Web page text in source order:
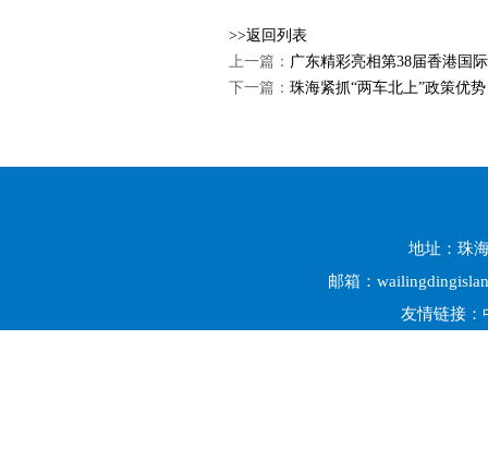
>>返回列表
上一篇： 广东精彩亮相第38届香港国
下一篇： 珠海紧抓“两车北上”政策优
地址：珠
邮箱：
友情链接：